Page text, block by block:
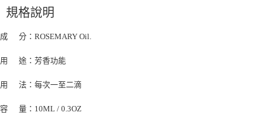
規格說明
成 分：ROSEMARY Oil.
用 途：芳香功能
用 法：每次一至二滴
容 量：10ML / 0.3OZ